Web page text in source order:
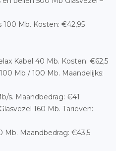
100 Mb. Kosten: €42,95
Kabel 40 Mb. Kosten: €62,5
Mb / 100 Mb. Maandelijks:
s. Maandbedrag: €41
160 Mb. Tarieven:
Maandbedrag: €43,5